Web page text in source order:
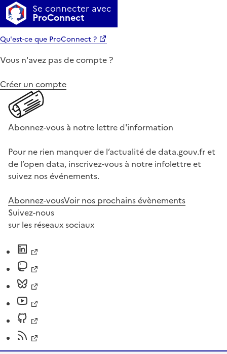
Se connecter avec
ProConnect
Qu'est-ce que ProConnect ?
Vous n'avez pas de compte ?
Créer un compte
Abonnez-vous à notre lettre d'information
Pour ne rien manquer de l’actualité de data.gouv.fr et
de l’open data, inscrivez-vous à notre infolettre et
suivez nos événements.
Abonnez-vousVoir nos prochains évènements
Suivez-nous
sur les réseaux sociaux